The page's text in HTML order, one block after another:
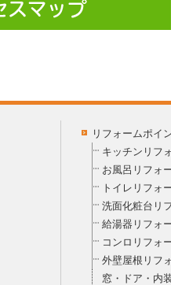
リフォームポイ
キッチンリフ
お風呂リフォ
トイレリフォ
洗面化粧台リ
給湯器リフォ
コンロリフォ
外壁屋根リフ
窓・ドア・内